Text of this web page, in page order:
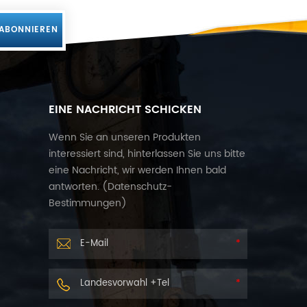
EINE NACHRICHT SCHICKEN
Wenn Sie an unseren Produkten
interessiert sind, hinterlassen Sie uns bitte
eine Nachricht, wir werden Ihnen bald
antworten. (Datenschutz-
Bestimmungen)